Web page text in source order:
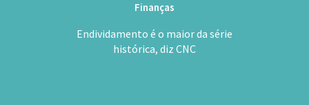
Finanças
Endividamento é o maior da série
histórica, diz CNC